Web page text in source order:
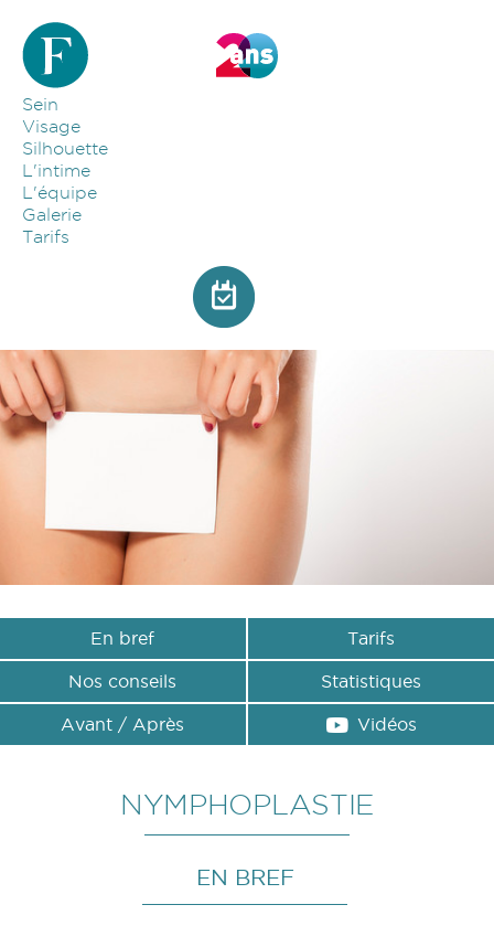
Sein
Visage
Silhouette
L'intime
L'équipe
Galerie
Tarifs
nymphoplastie.jpg
Onglets secondaires
En bref Tarifs
Nos conseils Statistiques
Avant / Après Vidéos
NYMPHOPLASTIE
EN BREF